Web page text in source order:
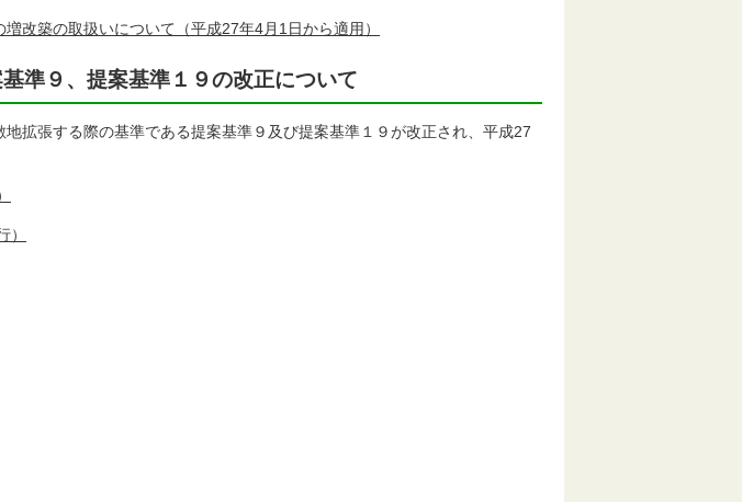
改築の取扱いについて（平成27年4月1日から適用）
準９、提案基準１９の改正について
拡張する際の基準である提案基準９及び提案基準１９が改正され、平成27